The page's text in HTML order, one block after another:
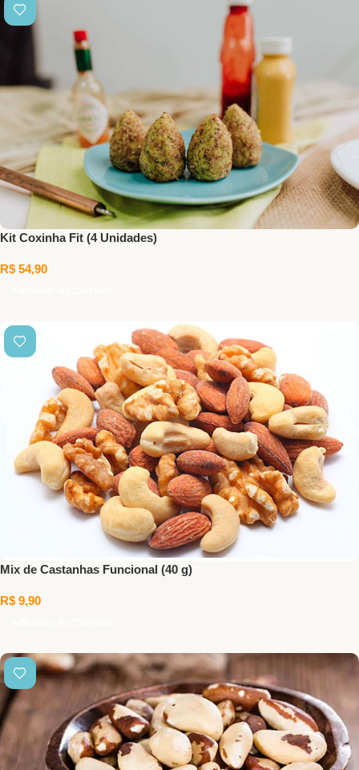
Kit Coxinha Fit (4 Unidades)
R$ 54,90
Mix de Castanhas Funcional (40 g)
R$ 9,90